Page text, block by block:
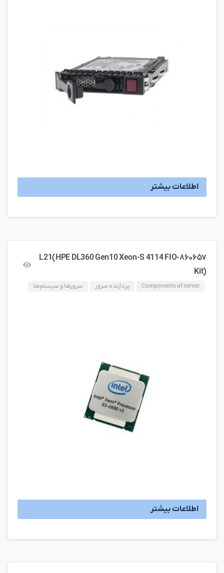
اطلاعات بیشتر
۸۶۰۶۵۷-L21(HPE DL360 Gen10 Xeon-S 4114 FIO
Kit)
Components of server پردازنده سرور سرورها و سیستم‌ها
اطلاعات بیشتر